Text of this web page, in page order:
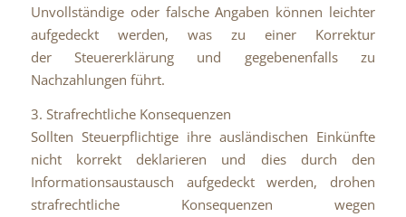
Unvollständige oder falsche Angaben können leichter
aufgedeckt werden, was zu einer Korrektur
der Steuererklärung und gegebenenfalls zu
Nachzahlungen führt.
3. Strafrechtliche Konsequenzen
Sollten Steuerpflichtige ihre ausländischen Einkünfte
nicht korrekt deklarieren und dies durch den
Informationsaustausch aufgedeckt werden, drohen
strafrechtliche Konsequenzen wegen